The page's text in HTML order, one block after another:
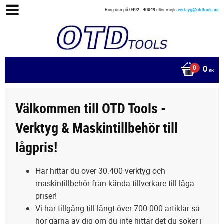
Ring oss på0492 - 40049eller mejlaverktyg@otdtools.se
0 KR
Välkommen till OTD Tools -
Verktyg & Maskintillbehör till
lågpris!
Här hittar du över 30.400 verktyg och
maskintillbehör från kända tillverkare till låga
priser!
Vi har tillgång till långt över 700.000 artiklar så
hör gärna av dig om du inte hittar det du söker i